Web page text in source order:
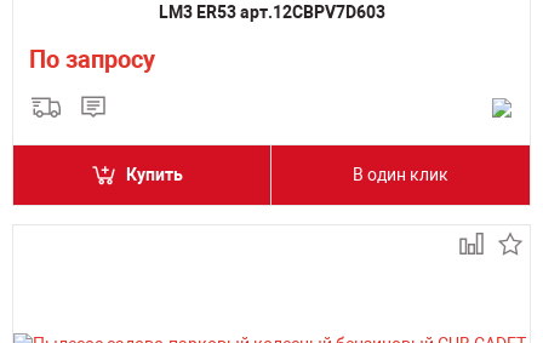
LM3 ER53 арт.12CBPV7D603
По запросу
Купить В один клик